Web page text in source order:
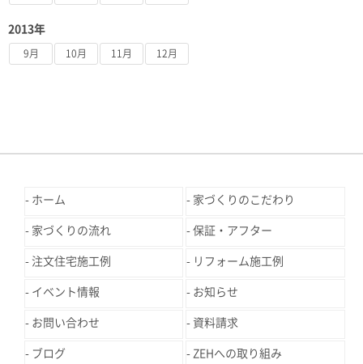
2013年
9月 10月 11月 12月
ホーム 家づくりのこだわり
家づくりの流れ 保証・アフター
注文住宅施工例 リフォーム施工例
イベント情報 お知らせ
お問い合わせ 資料請求
ブログ ZEHへの取り組み